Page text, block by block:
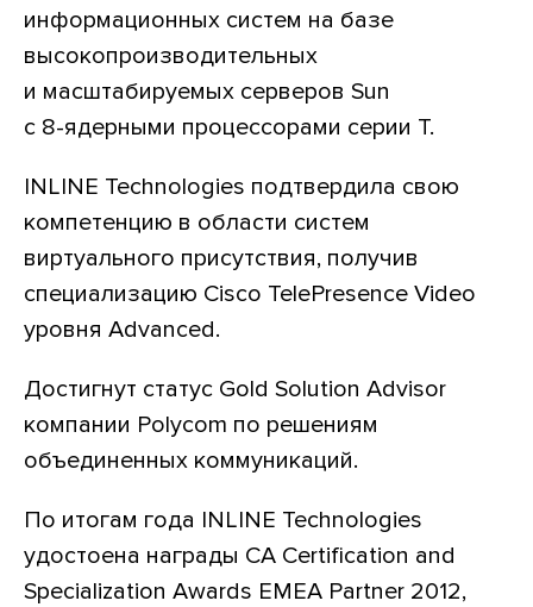
информационных систем на базе
высокопроизводительных
и масштабируемых серверов Sun
с 8-ядерными процессорами серии T.
INLINE Technologies подтвердила свою
компетенцию в области систем
виртуального присутствия, получив
специализацию Cisco TelePresence Video
уровня Advanced.
Достигнут статус Gold Solution Advisor
компании Polycom по решениям
объединенных коммуникаций.
По итогам года INLINE Technologies
удостоена награды CA Certification and
Specialization Awards EMEA Partner 2012,